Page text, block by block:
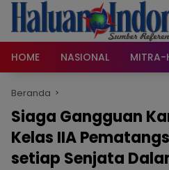
Langsung
konten
HOME
NASIONAL MITRA-
Beranda
Siaga Gangguan
Kelas IIA
setiap Senjata